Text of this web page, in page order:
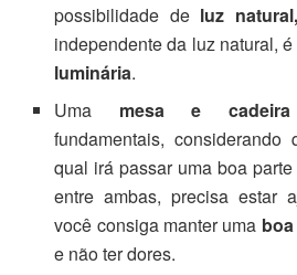
possibilidade de luz
independente da luz natural,
luminária.
Uma mesa e cadeira
fundamentais,
qual irá passar uma boa
entre ambas, precisa estar
você consiga manter uma
e não ter dores.